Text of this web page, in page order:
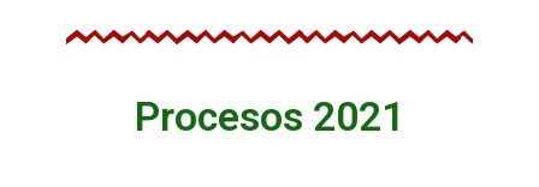
Procesos 2021